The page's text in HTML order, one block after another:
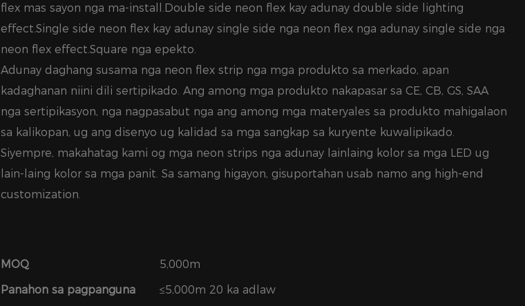
flex mas sayon ​​nga ma-install.Double side neon flex kay adunay double side lighting
effect.Single side neon flex kay adunay single side nga neon flex nga adunay single side nga
neon flex effect.Square nga epekto.
Adunay daghang susama nga neon flex strip nga mga produkto sa merkado, apan
kadaghanan niini dili sertipikado. Ang among mga produkto nakapasar sa CE, CB, GS, SAA
nga sertipikasyon, nga nagpasabut nga ang among mga materyales sa produkto mahigalaon
sa kalikopan, ug ang disenyo ug kalidad sa mga sangkap sa kuryente kuwalipikado.
Siyempre, makahatag kami og mga neon strips nga adunay lainlaing kolor sa mga LED ug
lain-laing kolor sa mga panit. Sa samang higayon, gisuportahan usab namo ang high-end
customization.
MOQ
5,000m
Panahon sa pagpanguna
≤5,000m 20 ka adlaw